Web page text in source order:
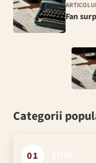
Fan
Categorii
01